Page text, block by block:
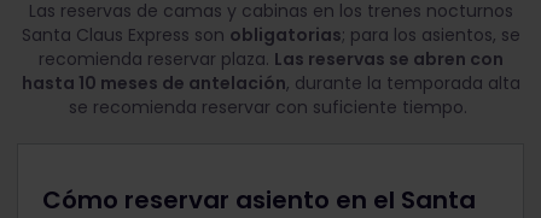
Las reservas de camas y cabinas en los trenes nocturnos
Santa Claus Express son obligatorias; para los asientos, se
recomienda reservar plaza. Las reservas se abren con
hasta 10 meses de antelación, durante la temporada alta
se recomienda reservar con suficiente tiempo.
Cómo reservar asiento en el Santa